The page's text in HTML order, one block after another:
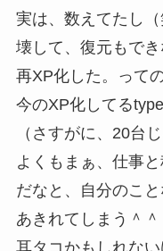
実は、数えてたし
壊して、復元もでき
再XP化した。って
今のXP化してる
（さすがに、20台じ
よくもまぁ、仕事
だなと、自分のこと
あきれてしまう＾＾
耳タコかもしれな